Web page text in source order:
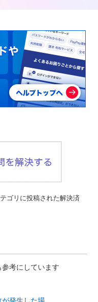
ゴリに投稿された解決済
考にしています
発生した場